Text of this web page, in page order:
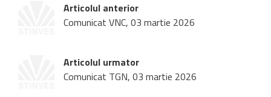
Articolul anterior
Comunicat VNC, 03 martie 2026
Articolul urmator
Comunicat TGN, 03 martie 2026